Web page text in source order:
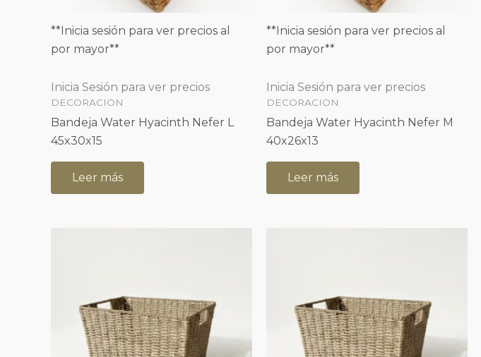
**Inicia sesión para ver precios al
por mayor**
Inicia Sesión para ver precios
DECORACION
Bandeja Water Hyacinth Nefer L
45x30x15
Leer más
**Inicia sesión para ver precios al
por mayor**
Inicia Sesión para ver precios
DECORACION
Bandeja Water Hyacinth Nefer M
40x26x13
Leer más